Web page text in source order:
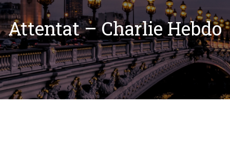
Attentat – Charlie Hebdo